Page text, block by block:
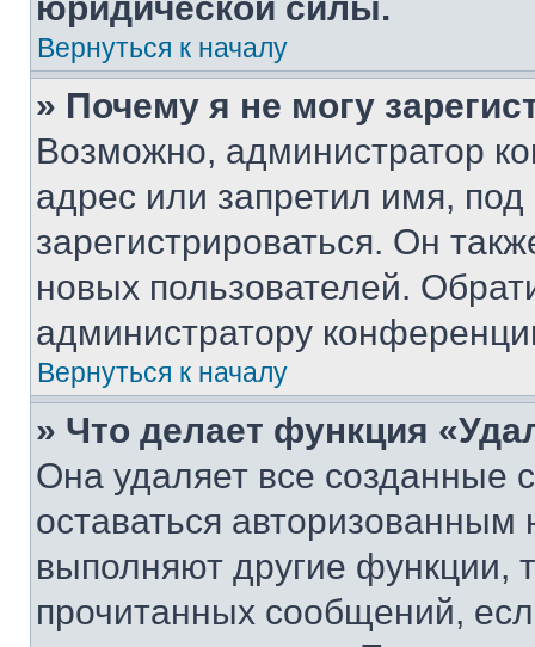
Вернуться к началу
» Почему я не могу
Возможно, администратор
адрес или запретил имя,
зарегистрироваться. Он
новых пользователей.
администратору
Вернуться к началу
» Что делает функция
Она удаляет все созданные
оставаться
выполняют другие функции,
прочитанных сообщений,